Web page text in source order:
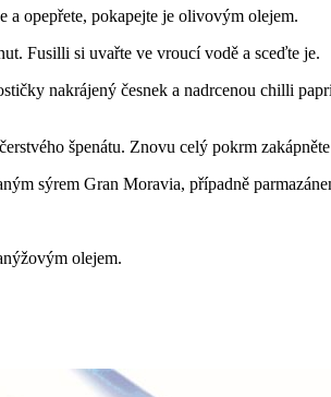
a opepřete, pokapejte je olivovým olejem.
Fusilli si uvařte ve vroucí vodě a sceďte je.
nakrájený česnek a nadrcenou chilli
špenátu. Znovu celý pokrm
sýrem Gran Moravia, případně
olejem.